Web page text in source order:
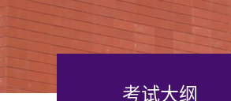
考试大纲